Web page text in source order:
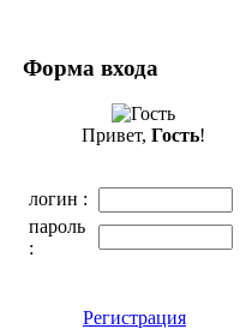
Форма входа
Привет, Гость!
логин :
пароль
:
Регистрация